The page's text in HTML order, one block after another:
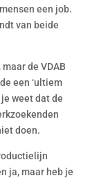
een job.
van beide
de VDAB
een ‘ultiem
weet dat de
doen.
ja, maar heb je